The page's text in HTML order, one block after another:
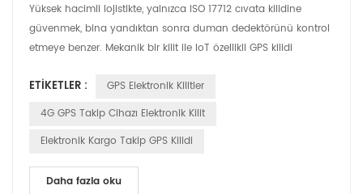
Yüksek hacimli lojistikte, yalnızca ISO 17712 cıvata kilidine
güvenmek, bina yandıktan sonra duman dedektörünü kontrol
etmeye benzer. Mekanik bir kilit ile IoT özellikli GPS kilidi
değildir. — Bu, bir kaybı yönetmek ile bir kaybı önlemek
arasında stratejik bir seçimdir. Uzmanlaşmış bir üretici olarak
ETIKETLER :
GPS Elektronik Kilitler
4G GPS Takip Cihazı Elektronik Kilit
Elektronik Kargo Takip GPS Kilidi
Daha fazla oku